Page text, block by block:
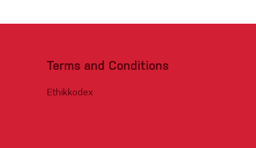
Terms and Conditions
Ethikkodex